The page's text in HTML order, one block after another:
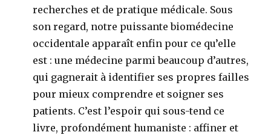
recherches et de pratique médicale. Sous
son regard, notre puissante biomédecine
occidentale apparaît enfin pour ce qu’elle
est : une médecine parmi beaucoup d’autres,
qui gagnerait à identifier ses propres failles
pour mieux comprendre et soigner ses
patients. C’est l’espoir qui sous-tend ce
livre, profondément humaniste : affiner et